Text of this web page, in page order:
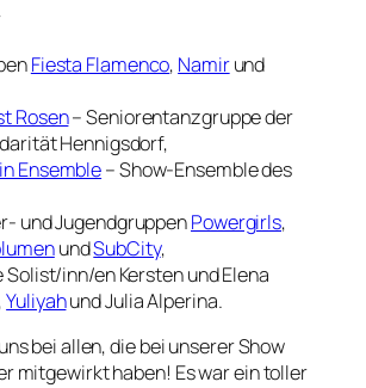
Fiesta Flamenco, Namirund
Rosen– Seniorentanzgruppe der
Hennigsdorf,
Ensemble– Show-Ensemble des
und JugendgruppenPowergirls,
undSubCity,
Solist/inn/en Kersten und Elena
Yuliyahund Julia Alperina.
bei allen, die bei unserer Show
mitgewirkt haben! Es war ein toller